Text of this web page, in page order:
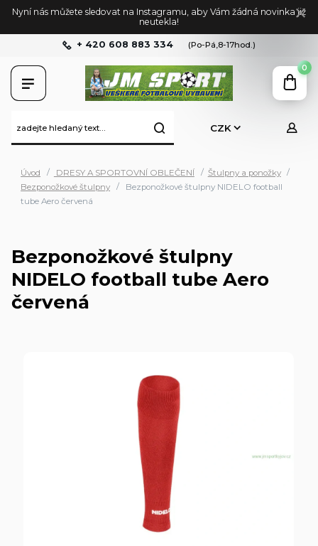
Nyní nás můžete sledovat na Instagramu, aby Vám žádná novinka již
neutekla!
CZK
+ 420 608 883 334 (Po-Pá,8-17hod.)
0
Úvod DRESY A SPORTOVNÍ OBLEČENÍ
Štulpny a ponožky
Bezponožkové štulpny
Bezponožkové štulpny NIDELO football
tube Aero červená
Bezponožkové štulpny
NIDELO football tube Aero
červená